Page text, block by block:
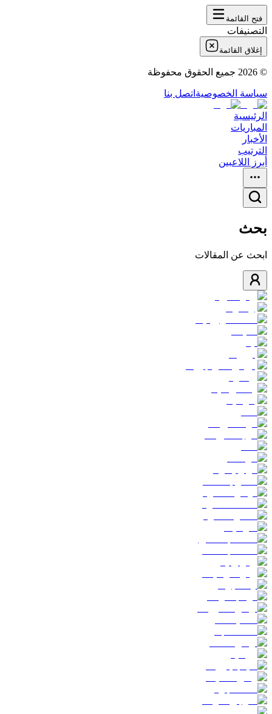
فتح القائمة
التصنيفات
إغلاق القائمة
©
2026 جميع الحقوق محفوظة
سياسة الخصوصية اتصل بنا
الرئيسية
المباريات
الأخبار
الترتيب
أبرز اللاعبين
بحث
ابحث عن المقالات